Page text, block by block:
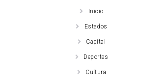
Inicio
Estados
Capital
Deportes
Cultura